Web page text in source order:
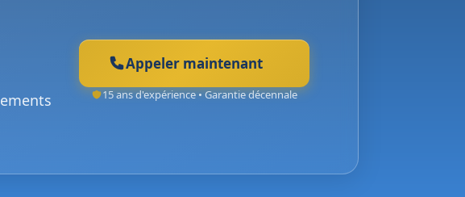
Appeler maintenant
15 ans d'expérience • Garantie décennale